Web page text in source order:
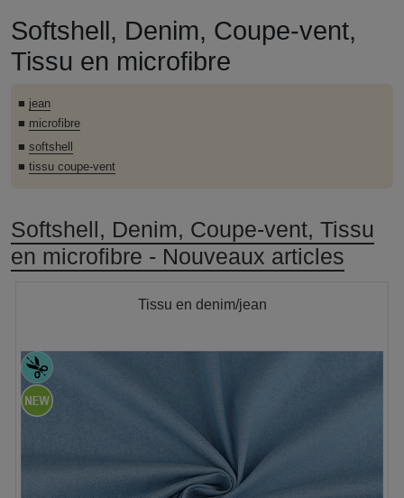
Softshell, Denim, Coupe-vent,
Tissu en microfibre
■ jean
■ microfibre
■ softshell
■ tissu coupe-vent
Softshell, Denim, Coupe-vent, Tissu
en microfibre - Nouveaux articles
Tissu en denim/jean